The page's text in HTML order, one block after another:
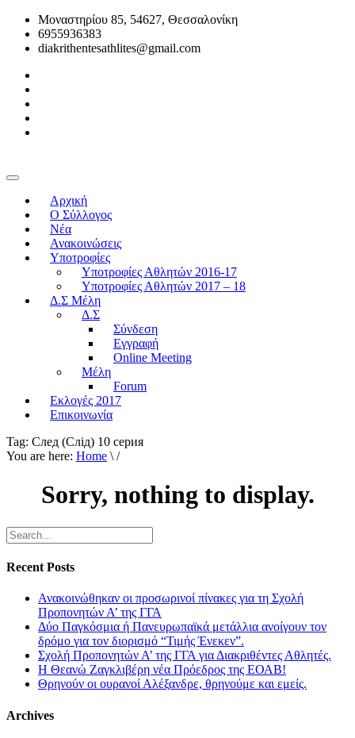
Μοναστηρίου 85, 54627, Θεσσαλονίκη
6955936383
diakrithentesathlites@gmail.com
Αρχική
O Σύλλογος
Νέα
Ανακοινώσεις
Υποτροφίες
Υποτροφίες Αθλητών 2016-17
Υποτροφίες Αθλητών 2017 – 18
Δ.Σ Μέλη
Δ.Σ
Σύνδεση
Εγγραφή
Online Meeting
Μέλη
Forum
Εκλογές 2017
Επικοινωνία
Tag: След (Слiд) 10 серия
You are here: Home \ /
Sorry, nothing to display.
Recent Posts
Ανακοινώθηκαν οι προσωρινοί πίνακες για τη Σχολή
Προπονητών Α’ της ΓΓΑ
Δύο Παγκόσμια ή Πανευρωπαϊκά μετάλλια ανοίγουν τον
δρόμο για τον διορισμό “Τιμής Ένεκεν”.
Σχολή Προπονητών Α’ της ΓΓΑ για Διακριθέντες Αθλητές.
Η Θεανώ Ζαγκλιβέρη νέα Πρόεδρος της ΕΟΑΒ!
Θρηνούν οι ουρανοί Αλέξανδρε, θρηνούμε και εμείς.
Archives